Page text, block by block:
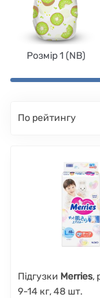
Розмір 1 (NB)
по рейтингу
Підгузки Merries,
9-14 кг, 48 шт.